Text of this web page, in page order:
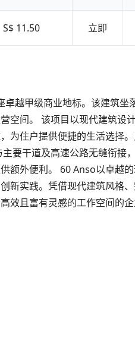
S$ 11.50 立即
越甲级商业地标。该建筑
空间。 该项目以现代建筑设
为住户提供便捷的生活选择
要干道及高速公路无缝衔接
外便利。 60 Anso以卓越
新实践。凭借现代建筑风格
且富有灵感的工作空间的企